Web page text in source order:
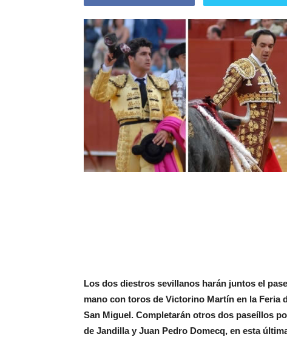
Los dos diestros sevillanos harán juntos el
mano con toros de Victorino Martín en la Feria
San Miguel. Completarán otros dos paseíllos
de Jandilla y Juan Pedro Domecq, en esta